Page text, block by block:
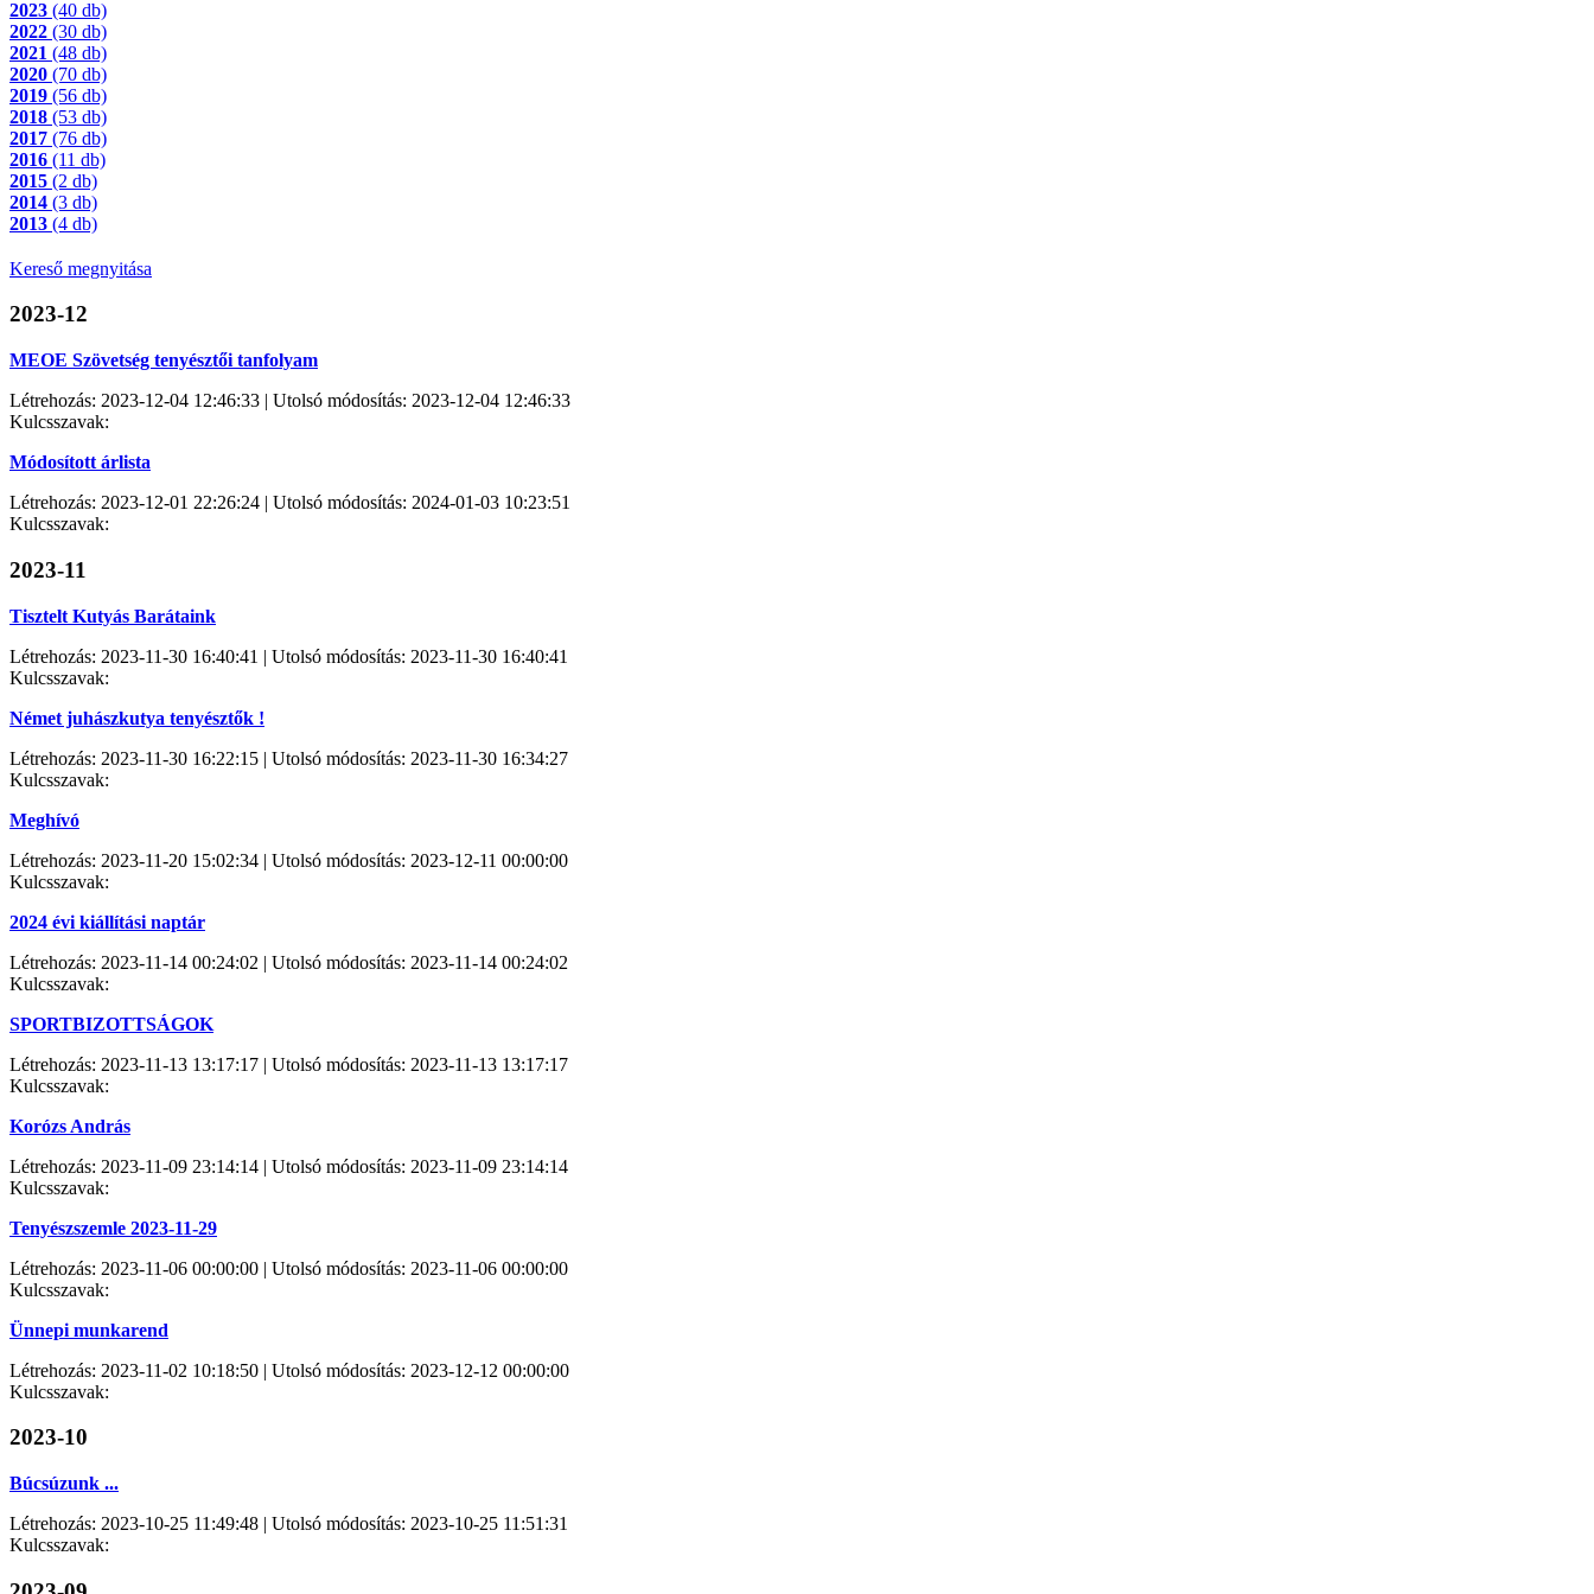
2023 (40 db)
2022 (30 db)
2021 (48 db)
2020 (70 db)
2019 (56 db)
2018 (53 db)
2017 (76 db)
2016 (11 db)
2015 (2 db)
2014 (3 db)
2013 (4 db)
Kereső megnyitása
2023-12
MEOE Szövetség tenyésztői tanfolyam
Létrehozás: 2023-12-04 12:46:33 | Utolsó módosítás: 2023-12-04 12:46:33
Kulcsszavak:
Módosított árlista
Létrehozás: 2023-12-01 22:26:24 | Utolsó módosítás: 2024-01-03 10:23:51
Kulcsszavak:
2023-11
Tisztelt Kutyás Barátaink
Létrehozás: 2023-11-30 16:40:41 | Utolsó módosítás: 2023-11-30 16:40:41
Kulcsszavak:
Német juhászkutya tenyésztők !
Létrehozás: 2023-11-30 16:22:15 | Utolsó módosítás: 2023-11-30 16:34:27
Kulcsszavak:
Meghívó
Létrehozás: 2023-11-20 15:02:34 | Utolsó módosítás: 2023-12-11 00:00:00
Kulcsszavak:
2024 évi kiállítási naptár
Létrehozás: 2023-11-14 00:24:02 | Utolsó módosítás: 2023-11-14 00:24:02
Kulcsszavak:
SPORTBIZOTTSÁGOK
Létrehozás: 2023-11-13 13:17:17 | Utolsó módosítás: 2023-11-13 13:17:17
Kulcsszavak:
Korózs András
Létrehozás: 2023-11-09 23:14:14 | Utolsó módosítás: 2023-11-09 23:14:14
Kulcsszavak:
Tenyészszemle 2023-11-29
Létrehozás: 2023-11-06 00:00:00 | Utolsó módosítás: 2023-11-06 00:00:00
Kulcsszavak:
Ünnepi munkarend
Létrehozás: 2023-11-02 10:18:50 | Utolsó módosítás: 2023-12-12 00:00:00
Kulcsszavak:
2023-10
Búcsúzunk ...
Létrehozás: 2023-10-25 11:49:48 | Utolsó módosítás: 2023-10-25 11:51:31
Kulcsszavak: